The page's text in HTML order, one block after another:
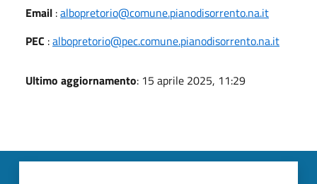
Email :albopretorio@comune.pianodisorrento.na.it
PEC :albopretorio@pec.comune.pianodisorrento.na.it
Ultimo aggiornamento: 15 aprile 2025, 11:29